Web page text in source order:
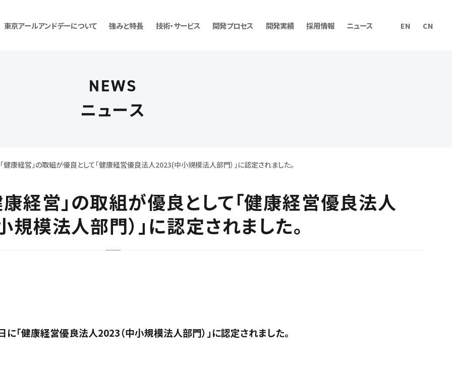
東京アールアンドデーについて
沿革
強みと特長 技術・サービス
ワンストップ開発
開発プロセス 開発実績 採用情報
お問い合わせ
ニュース EN CN
NEWS
ニュース
健康経営」の取組が優良として「健康経営優良法人2023(中小規模法人部門）」に認定されました。
経営」の取組が優良として「健康経営優良法人
模法人部門）」に認定されました。
「健康経営優良法人2023（中小規模法人部門）」に認定されました。